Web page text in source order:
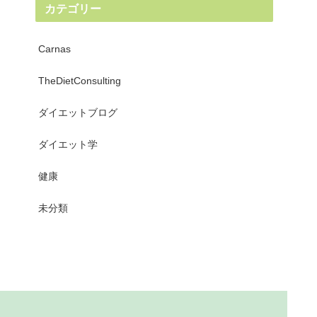
カテゴリー
Carnas
TheDietConsulting
ダイエットブログ
ダイエット学
健康
未分類